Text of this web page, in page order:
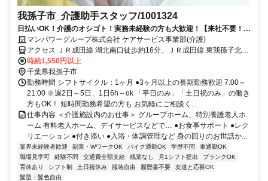
我孫子市_介護助手スタッフ/1001324
日払いOK！介護のオシゴト！実務未経験の方も大歓迎！【来社不要！
WEB・電話登録OK】
マンパワーグループ株式会社 ケアサービス事業部(介護)
アクセス ＪＲ成田線 湖北南口徒歩約16分、ＪＲ成田線 東我孫子北口
徒歩約36分、ＪＲ常磐線/東京メトロ千代田線 天王台南口徒歩約43分
車・バイク通勤OK（派遣先による）
時給1,550円以上
千葉県我孫子市
勤務時間 シフトサイクル：1ヶ月 ●3ヶ月以上の長期勤務歓迎 7:00～
21:00 ※週2日～5日、1日6h～ok 「平日のみ」「土日祝のみ」の働き
方もOK！ 短時間勤務希望の方も お気軽にご相談く...
仕事内容 ＜介護施設内のお仕事＞ グループホーム、特別養護老人ホ
ーム 有料老人ホーム、デイサービスなどで… ●お食事サポート ●レク
リエーション ●付き添い ●入浴・体調管理など 身の回りのお世話か...
業界未経験者歓迎 副業・WワークOK バイク通勤OK 学歴不問
車通勤OK
職場見学可
経験不問 交通費全額支給 残業なし 月1シフト提出
ブランクOK
育休あり
シフト制 土日祝休み 服装自由 履歴書不要
友達と応募OK
髪型・髪色自由